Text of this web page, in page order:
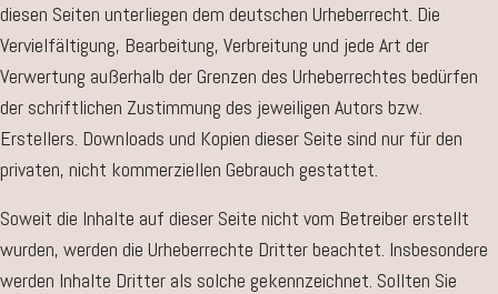
diesen Seiten unterliegen dem deutschen Urheberrecht. Die
Vervielfältigung, Bearbeitung, Verbreitung und jede Art der
Verwertung außerhalb der Grenzen des Urheberrechtes bedürfen
der schriftlichen Zustimmung des jeweiligen Autors bzw.
Erstellers. Downloads und Kopien dieser Seite sind nur für den
privaten, nicht kommerziellen Gebrauch gestattet.
Soweit die Inhalte auf dieser Seite nicht vom Betreiber erstellt
wurden, werden die Urheberrechte Dritter beachtet. Insbesondere
werden Inhalte Dritter als solche gekennzeichnet. Sollten Sie